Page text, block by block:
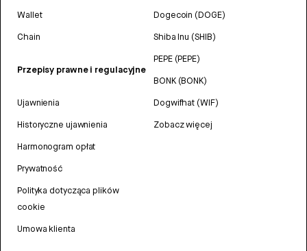
Wallet
Chain
Przepisy prawne i regulacyjne
Ujawnienia
Historyczne ujawnienia
Harmonogram opłat
Prywatność
Polityka dotycząca plików
cookie
Umowa klienta
Dogecoin (DOGE)
Shiba Inu (SHIB)
PEPE (PEPE)
BONK (BONK)
Dogwifhat (WIF)
Zobacz więcej